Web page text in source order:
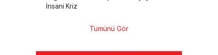
İnsani Kriz
Tümünü Gör